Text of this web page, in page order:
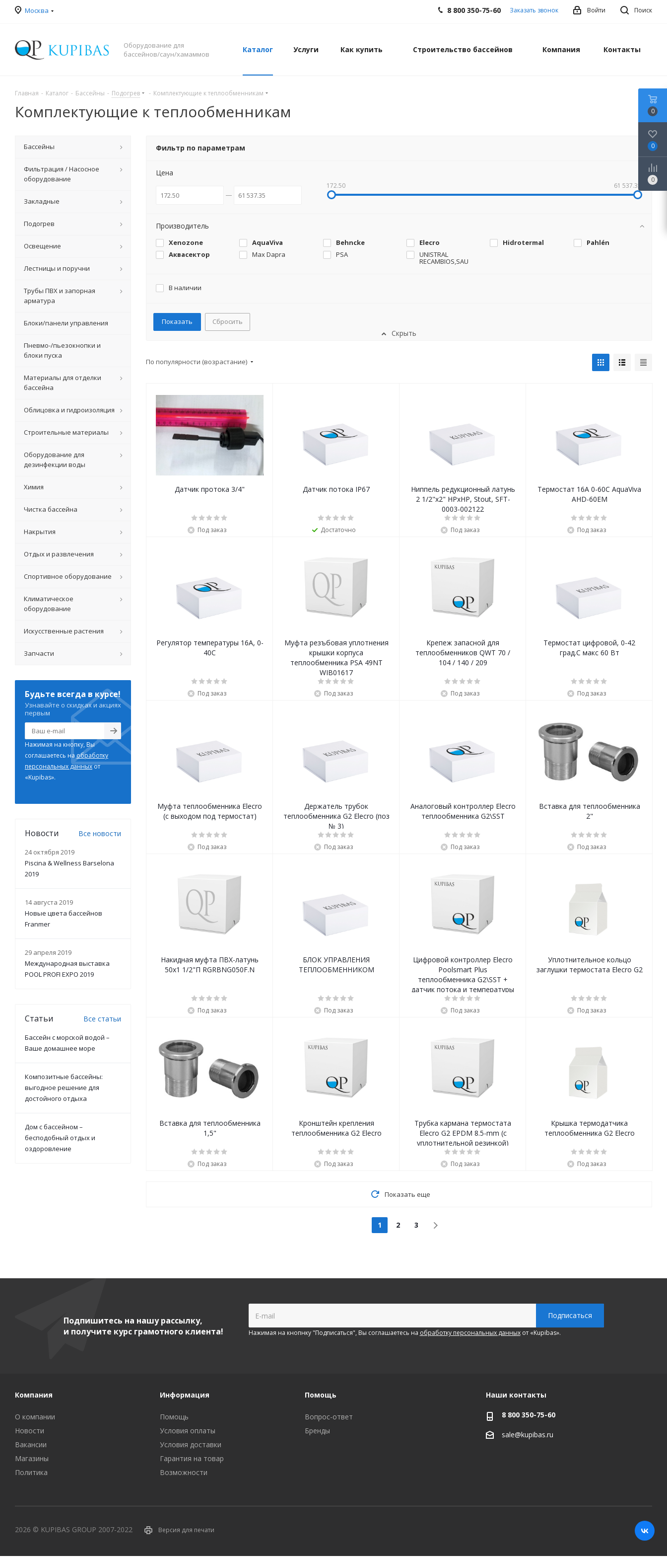
Москва Поиск
Войти
8 800 350-75-60 Заказать звонок
Оборудование для
бассейнов/саун/хамаммов
Каталог Услуги Как купить Строительство бассейнов Компания Контакты
Главная - Каталог - Бассейны - Подогрев - Комплектующие к теплообменникам
Комплектующие к теплообменникам
Фильтр по параметрам
Цена
172.50 61 537.35
Производитель
Xenozone AquaViva Behncke Elecro Hidrotermal
Pahlén
Аквасектор
Max Dapra PSA UNISTRAL
RECAMBIOS,SAU
В наличии
Сбросить
Скрыть
По популярности (возрастание)
Датчик протока 3/4"
Под заказ
Датчик потока IP67
Достаточно
Ниппель редукционный латунь
2 1/2"х2" НРхНР, Stout, SFT-
0003-002122
Под заказ
Термостат 16А 0-60С AquaViva
AHD-60EM
Под заказ
Регулятор температуры 16А, 0-
40С
Под заказ
Муфта резъбовая уплотнения
крышки корпуса
теплообменника PSA 49NT
WIB01617
Под заказ
Крепеж запасной для
теплообменников QWT 70 /
104 / 140 / 209
Под заказ
Термостат цифровой, 0-42
град.С макс 60 Вт
Под заказ
Муфта теплообменника Elecro
(с выходом под термостат)
Под заказ
Держатель трубок
теплообменника G2 Elecro (поз
№ 3)
Под заказ
Аналоговый контроллер Elecro
теплообменника G2\SST
Под заказ
Вставка для теплообменника
2"
Под заказ
Накидная муфта ПВХ-латунь
50х1 1/2"П RGRBNG050F.N
Под заказ
БЛОК УПРАВЛЕНИЯ
ТЕПЛООБМЕННИКОМ
Под заказ
Цифровой контроллер Elecro
Poolsmart Plus
теплообменника G2\SST +
датчик потока и температуры
Под заказ
Уплотнительное кольцо
заглушки термостата Elecro G2
Под заказ
Вставка для теплообменника
1,5"
Под заказ
Кронштейн крепления
теплообменника G2 Elecro
Под заказ
Трубка кармана термостата
Elecro G2 EPDM 8.5-mm (с
уплотнительной резинкой)
Под заказ
Крышка термодатчика
теплообменника G2 Elecro
Под заказ
Показать еще
1 2 3
Бассейны
Фильтрация / Насосное
оборудование
Закладные
Подогрев
Освещение
Лестницы и поручни
Трубы ПВХ и запорная
арматура
Блоки/панели управления
Пневмо-/пьезокнопки и
блоки пуска
Материалы для отделки
бассейна
Облицовка и гидроизоляция
Строительные материалы
Оборудование для
дезинфекции воды
Химия
Чистка бассейна
Накрытия
Отдых и развлечения
Спортивное оборудование
Климатическое
оборудование
Искусственные растения
Запчасти
Будьте всегда в курсе!
Узнавайте о скидках и акциях
первым
Нажимая на кнопку, Вы
соглашаетесь наобработку
персональных данныхот
«Kupibas».
Новости Все новости
24 октября 2019
Piscina & Wellness Barselona
2019
14 августа 2019
Новые цвета бассейнов
Franmer
29 апреля 2019
Международная выставка
POOL PROFI EXPO 2019
Статьи Все статьи
Бассейн с морской водой –
Ваше домашнее море
Композитные бассейны:
выгодное решение для
достойного отдыха
Дом с бассейном –
бесподобный отдых и
оздоровление
Подпишитесь на нашу рассылку,
и получите курс грамотного клиента!
Нажимая на кнопнку "Подписаться", Вы соглашаетесь на обработку персональных данныхот «Kupibas».
Компания
О компании
Новости
Вакансии
Магазины
Политика
Информация
Помощь
Условия оплаты
Условия доставки
Гарантия на товар
Возможности
Помощь
Вопрос-ответ
Бренды
Наши контакты
8 800 350-75-60
sale@kupibas.ru
2026 © KUPIBAS GROUP 2007-2022 Версия для печати
0
0
0